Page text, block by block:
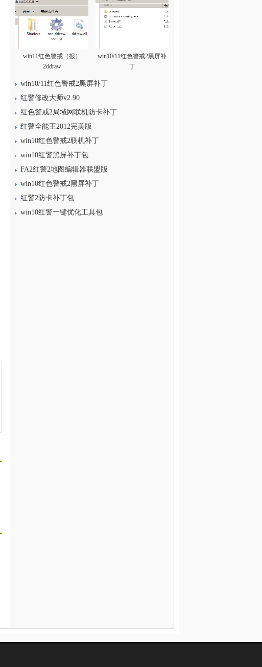
win11红色警戒（报）
2ddraw
win10/11红色警戒2黑屏补
丁
win10/11红色警戒2黑屏补丁
红警修改大师v2.90
红色警戒2局域网联机防卡补丁
红警全能王2012完美版
win10红色警戒2联机补丁
win10红警黑屏补丁包
FA2红警2地图编辑器联盟版
win10红色警戒2黑屏补丁
红警2防卡补丁包
win10红警一键优化工具包